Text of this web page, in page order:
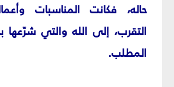
حاله، فكانت المناسبات
التقرب، إلى الله والتي شرّعها
المطلب.